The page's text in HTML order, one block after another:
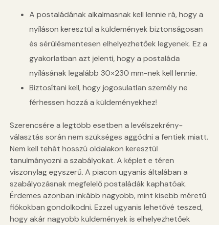
A postaládának alkalmasnak kell lennie rá, hogy a
nyíláson keresztül a küldemények biztonságosan
és sérülésmentesen elhelyezhetőek legyenek. Ez a
gyakorlatban azt jelenti, hogy a postaláda
nyílásának legalább 30×230 mm-nek kell lennie.
Biztosítani kell, hogy jogosulatlan személy ne
férhessen hozzá a küldeményekhez!
Szerencsére a legtöbb esetben a levélszekrény-
választás során nem szükséges aggódni a fentiek miatt.
Nem kell tehát hosszú oldalakon keresztül
tanulmányozni a szabályokat. A képlet e téren
viszonylag egyszerű. A piacon ugyanis általában a
szabályozásnak megfelelő postaládák kaphatóak.
Érdemes azonban inkább nagyobb, mint kisebb méretű
fiókokban gondolkodni. Ezzel ugyanis lehetővé teszed,
hogy akár nagyobb küldemények is elhelyezhetőek